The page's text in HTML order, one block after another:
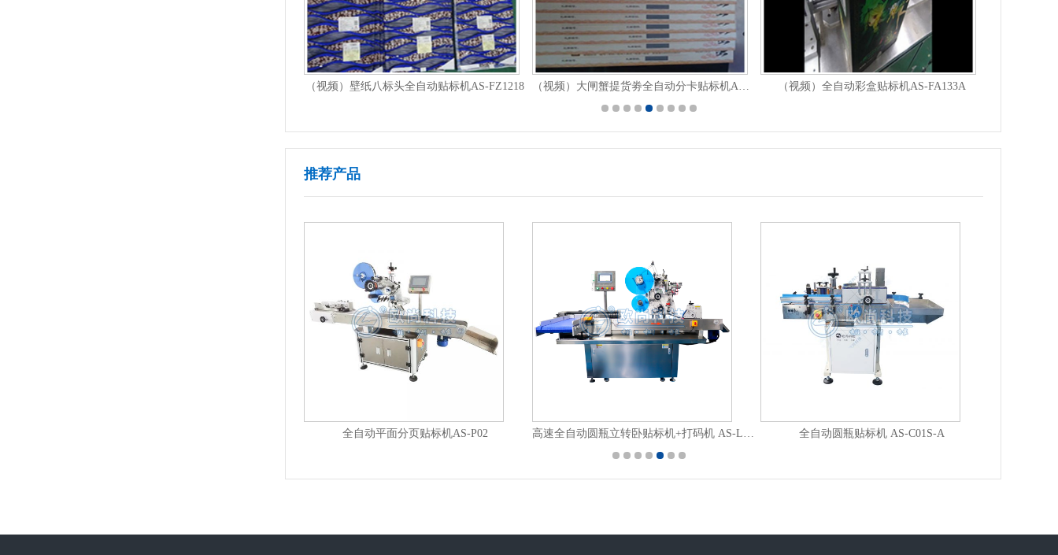
（视频）壁纸八标头全自动贴标机AS-FZ1218 （视频）大闸蟹提货劵全自动分卡贴标机AS-P02 （视频）全自动彩盒贴标机AS-FA133A
推荐产品
全自动平面分页贴标机AS-P02 高速全自动圆瓶立转卧贴标机+打码机 AS-LC05A 全自动圆瓶贴标机 AS-C01S-A